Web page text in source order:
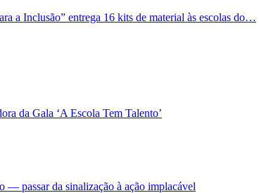
a Inclusão” entrega 16 kits de material às escolas do…
da Gala ‘A Escola Tem Talento’
— passar da sinalização à ação implacável